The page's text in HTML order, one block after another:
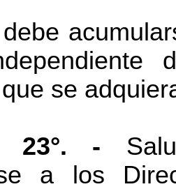
se
23°. -
a los